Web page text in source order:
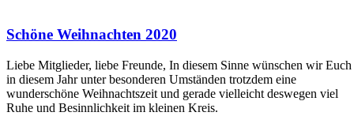
Schöne Weihnachten 2020
Liebe Mitglieder, liebe Freunde, In diesem Sinne wünschen wir Euch
in diesem Jahr unter besonderen Umständen trotzdem eine
wunderschöne Weihnachtszeit und gerade vielleicht deswegen viel
Ruhe und Besinnlichkeit im kleinen Kreis.